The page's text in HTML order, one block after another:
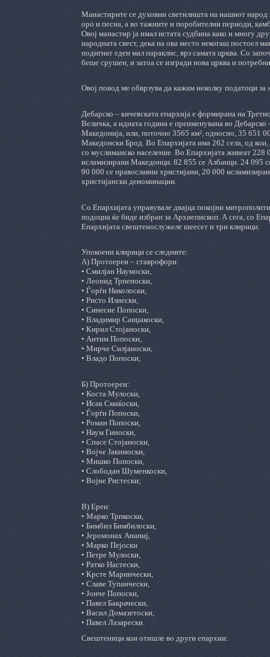
Манастирите се духовни светилишта на нашиот
оро и песна, а во тажните и поробителни периоди,
Овој манастир ја имал истата судбина како и многу
народната свест, дека на ова место некогаш
подигнат еден мал параклис, врз самата црква. Со
беше срушен, и затоа се изгради нова црква и
Овој повод ме обврзува да кажам неколку податоци
Дебарско – кичевската епархија е формирана на
Величка, а идната година е преименувана во Дебарско
Македонија, или, поточно 3565 км², односно, 35 651
Македонски Брод. Во Епархијата има 262 села, од кои,
со муслиманско население. Во Епархијата живеат
исламизирани Македонци. 82 855 се Албанци. 24 095
90 000 се православни христијани, 20 000
христијански деноминации.
Со Епархијата управувале двајца покојни
подоцна ќе биде избран за Архиепископ. А сега, со
Епархијата свештенослужеле шеесет и три клирици.
Упокоени клирици се следните:
А) Протоереи – ставрофори:
• Смилјан Наумоски,
• Леонид Трпеноски,
• Ѓорѓи Николоски,
• Ристо Илиески,
• Синесие Попоски,
• Владимир Санџакоски,
• Кирил Стојаноски,
• Антим Попоски,
• Мирче Силјаноски,
• Владо Попоски;
Б) Протоереи:
• Коста Мулоски,
• Исак Смаќоски,
• Ѓорѓи Попоски,
• Роман Попоски,
• Наум Гиноски,
• Спасе Стојаноски,
• Војче Јакимоски,
• Мишко Попоски,
• Слободан Шуменкоски,
• Војне Ристески;
В) Ереи:
• Марко Трпкоски,
• Бимбил Бимбилоски,
• Јеромонах Ананиј,
• Марко Пејоски
• Петре Мулоски,
• Ратко Настески,
• Крсте Маринчески,
• Славе Тупанчески,
• Јонче Попоски,
• Павел Бакрачески,
• Васил Домазетоски,
• Павел Лазарески.
Свештеници кои отишле во други епархии: